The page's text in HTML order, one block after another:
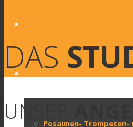
Posaunen-
DAS
UNSER